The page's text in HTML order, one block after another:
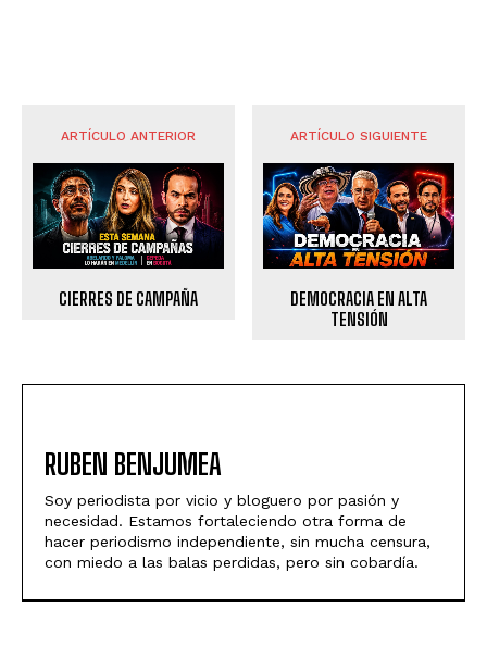
ARTÍCULO ANTERIOR
CIERRES DE CAMPAÑA
ARTÍCULO SIGUIENTE
DEMOCRACIA EN ALTA
TENSIÓN
RUBEN BENJUMEA
Soy periodista por vicio y bloguero por pasión y
necesidad. Estamos fortaleciendo otra forma de
hacer periodismo independiente, sin mucha censura,
con miedo a las balas perdidas, pero sin cobardía.